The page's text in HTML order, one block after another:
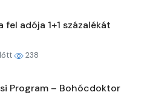
fel adója 1+1 százalékát
238
Program – Bohócdoktor